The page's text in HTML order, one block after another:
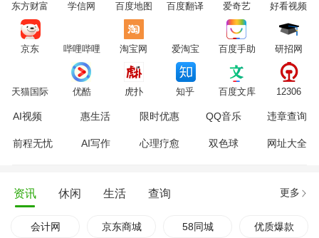
东方财富 学信网 百度地图 百度翻译 爱奇艺 好看视频
京东 哔哩哔哩 淘宝网 爱淘宝 百度手助 研招网
天猫国际 优酷 虎扑 知乎 百度文库 12306
AI视频 惠生活 限时优惠 QQ音乐 违章查询
前程无忧 AI写作 心理疗愈 双色球 网址大全
资讯 休闲 生活 查询 更多
会计网 京东商城 58同城 优质爆款